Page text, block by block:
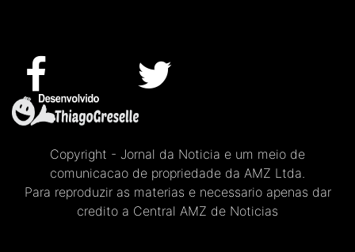
Copyright - Jornal da Noticia e um meio de
comunicacao de propriedade da AMZ Ltda.
Para reproduzir as materias e necessario apenas dar
credito a Central AMZ de Noticias